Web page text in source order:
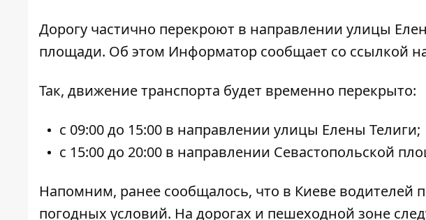
Дорогу частично перекроют в направлении улицы
площади. Об этом Информатор сообщает со ссылкой
Так, движение транспорта будет временно перекрыто:
с 09:00 до 15:00 в направлении улицы Елены Телиги;
с 15:00 до 20:00 в направлении Севастопольской
Напомним, ранее сообщалось, что в Киеве водителей
погодных условий. На дорогах и пешеходной зоне